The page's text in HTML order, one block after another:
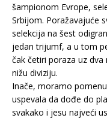
šampionom Evrope,
Srbijom. Poražavajuće
selekcija na šest
jedan trijumf, a u tom
čak četiri poraza uz dva
nižu diviziju.
Inače, moramo
uspevala da dođe do
svakako i jesu najveći